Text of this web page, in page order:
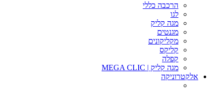
הרכבה כללי
לגו
מגה קליק
מגנטים
מקליקונים
קליקס
קפלה
מגה קליק | MEGA CLIC
אלקטרוניקה